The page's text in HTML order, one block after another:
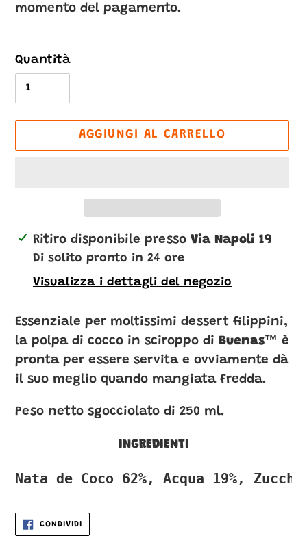
listino
momento del pagamento.
Quantità
AGGIUNGI AL CARRELLO
Inserimento
del
prodotto
carrello
Ritiro disponibile presso Via Napoli 19
Di solito pronto in 24 ore
Visualizza i dettagli del negozio
Essenziale per moltissimi dessert filippini,
la polpa di cocco in sciroppo di Buenas™ è
pronta per essere servita e ovviamente dà
il suo meglio quando mangiata fredda.
Peso netto sgocciolato di 250 ml.
INGREDIENTI
Nata de Coco 62%, Acqua 19%,
CONDIVIDICONDIVIDI
FACEBOOK